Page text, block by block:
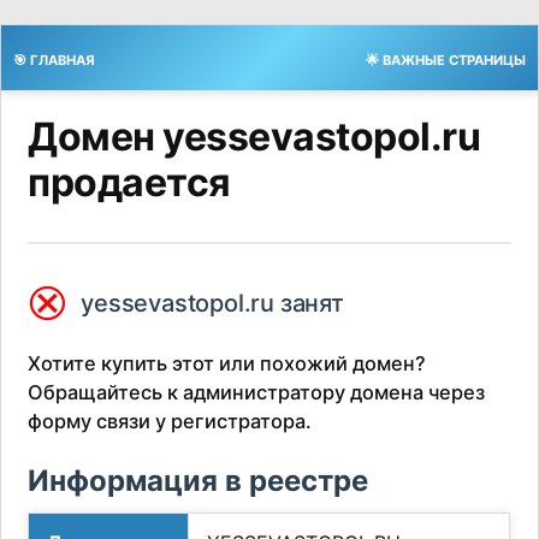
🎯 ГЛАВНАЯ 🌟 ВАЖНЫЕ СТРАНИЦЫ
Домен yessevastopol.ru
продается
⮿ yessevastopol.ru занят
Хотите купить этот или похожий домен?
Обращайтесь к администратору домена через
форму связи у регистратора.
Информация в реестре